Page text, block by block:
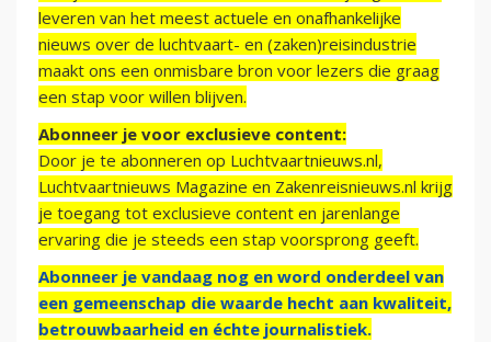
leveren van het meest actuele en onafhankelijke
nieuws over de luchtvaart- en (zaken)reisindustrie
maakt ons een onmisbare bron voor lezers die graag
een stap voor willen blijven.
Abonneer je voor exclusieve content:
Door je te abonneren op Luchtvaartnieuws.nl,
Luchtvaartnieuws Magazine en Zakenreisnieuws.nl krijg
je toegang tot exclusieve content en jarenlange
ervaring die je steeds een stap voorsprong geeft.
Abonneer je vandaag nog en word onderdeel van
een gemeenschap die waarde hecht aan kwaliteit,
betrouwbaarheid en échte journalistiek.